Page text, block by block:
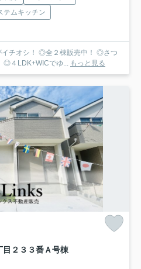
テムキッチン
イチオシ！ ◎全２棟販売中！ ◎さつ
◎４LDK+WICでゆ... もっと見る
目２３３番Ａ号棟